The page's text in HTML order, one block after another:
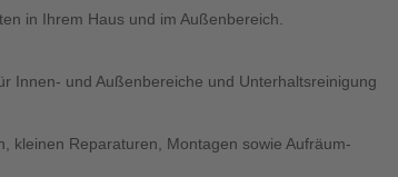
in Ihrem Haus und im Außenbereich.
Innen- und Außenbereiche und Unterhaltsreinigung
kleinen Reparaturen, Montagen sowie Aufräum-